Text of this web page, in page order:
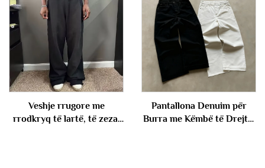
lira për meshkuj pullover, set për meshkuj
Veshje rrugore me
rrodkryq të lartë, të zeza,
Pantallona Denuim për
Burra me Këmbë të Drejtë,